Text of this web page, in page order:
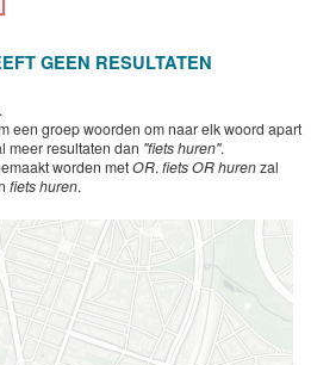
GEEN RESULTATEN
een groep woorden om naar elk woord apart
meer resultaten dan "fiets huren".
worden metOR. fiets OR hurenzal
fiets huren.